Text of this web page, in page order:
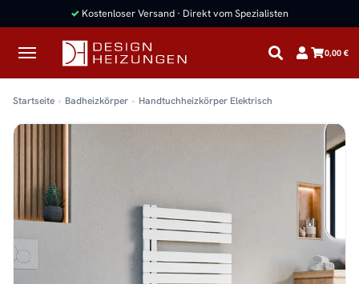
✓ Kostenloser Versand · Direkt vom Spezialisten
0,00 €
Startseite Badheizkörper Handtuchheizkörper Elektrisch